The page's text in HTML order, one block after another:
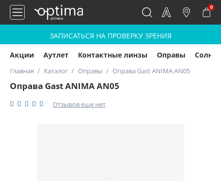
0
ЗАПИСАТЬСЯ НА ПРОВЕРКУ ЗРЕНИЯ
Акции Аутлет Контактные линзы Оправы
Главная Каталог Оправы Оправа Gast ANIMA AN05
Оправа Gast ANIMA AN05
Отзывов еще нет